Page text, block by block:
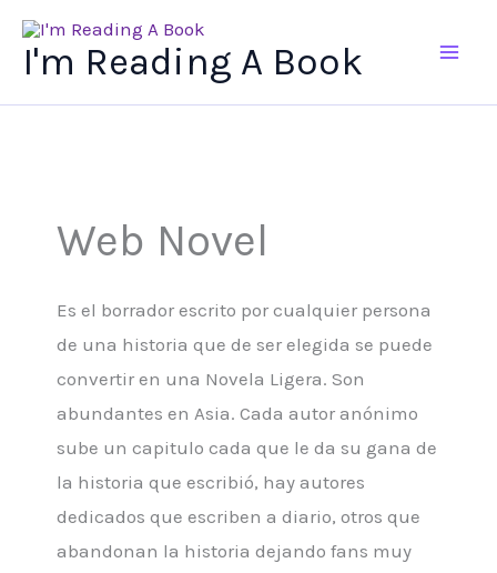
I'm Reading A Book
Web Novel
Es el borrador escrito por cualquier persona
de una historia que de ser elegida se puede
convertir en una Novela Ligera. Son
abundantes en Asia. Cada autor anónimo
sube un capitulo cada que le da su gana de
la historia que escribió, hay autores
dedicados que escriben a diario, otros que
abandonan la historia dejando fans muy